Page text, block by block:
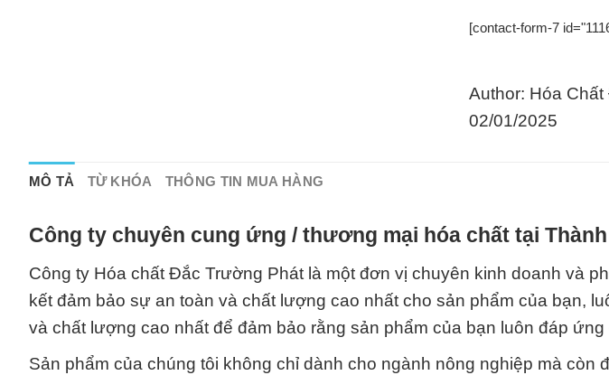
[contact-form-7
Author: Hóa
02/01/2025
MÔ TẢ TỪ KHÓA THÔNG TIN MUA HÀNG
Công ty chuyên cung ứng / thương mại hóa chất tại
Công ty Hóa chất Đắc Trường Phát là một đơn vị chuyên kinh doanh và
kết đảm bảo sự an toàn và chất lượng cao nhất cho sản phẩm của bạn,
và chất lượng cao nhất để đảm bảo rằng sản phẩm của bạn luôn đáp
Sản phẩm của chúng tôi không chỉ dành cho ngành nông nghiệp mà còn